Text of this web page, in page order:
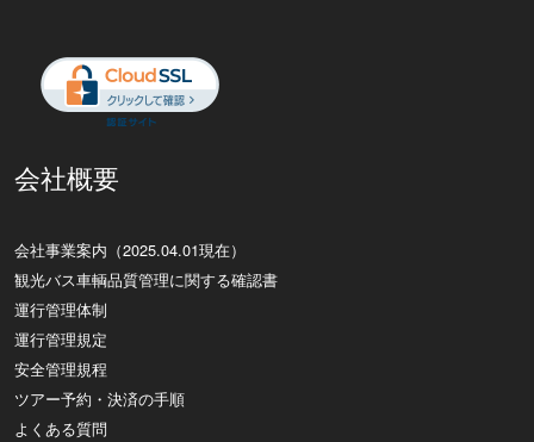
会社概要
会社事業案内（2025.04.01現在）
観光バス車輌品質管理に関する確認書
運行管理体制
運行管理規定
安全管理規程
ツアー予約・決済の手順
よくある質問